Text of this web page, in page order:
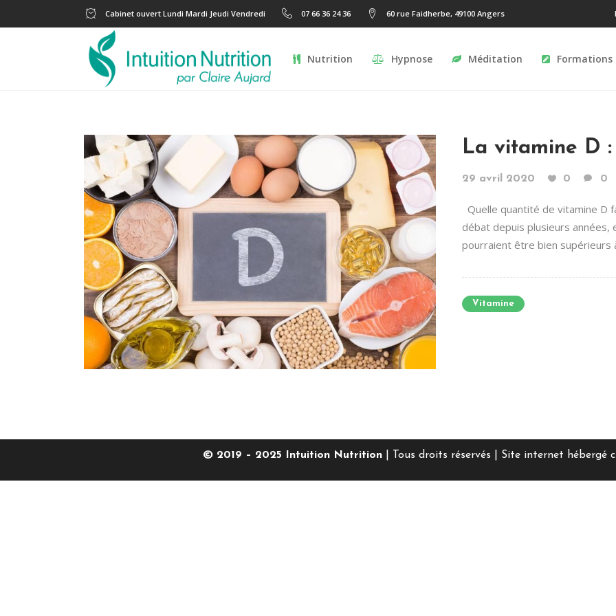
Cabinet ouvert Lundi Mardi Jeudi Vendredi 07 66 36 24 36 60 rue Faidherbe, 49100 Angers
Nutrition Hypnose Méditation Formations
La vitamine D
29 avril 2020 0 0
Quelle quantité de vitamine D
débat depuis plusieurs années,
pourraient être bien supérieurs
Vitamine
© 2019 – 2025 Intuition Nutrition | Tous droits réservés | Site internet hébergé